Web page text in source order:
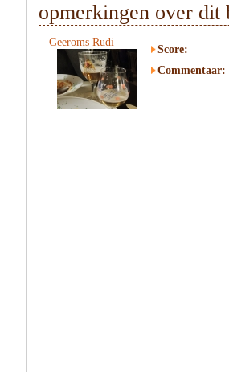
opmerkingen over dit
Geeroms Rudi
Score:
Commentaar: